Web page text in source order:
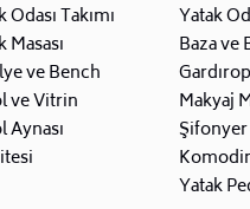
Takımı
ve Bench
ve Vitrin
Aynası
Yatak
Baza ve
Gardırop
Makyaj
Şifonyer
Yatak